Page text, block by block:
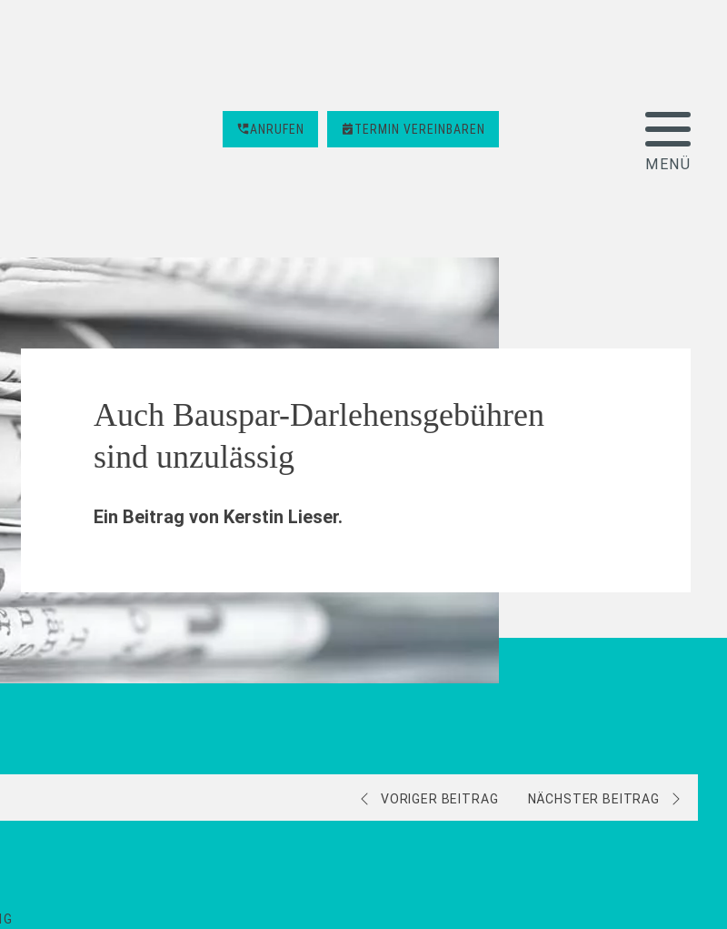
ANRUFEN TERMIN VEREINBAREN
Auch Bauspar-Darlehensgebühren
sind unzulässig
Ein Beitrag von Kerstin Lieser.
VORIGER BEITRAG NÄCHSTER BEITRAG